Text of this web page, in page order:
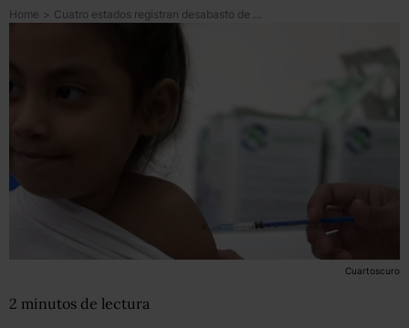
Home > Cuatro estados registran desabasto de vacunas contra sarampión, descartan riesgo de brote
Cuartoscuro
2 minutos de lectura